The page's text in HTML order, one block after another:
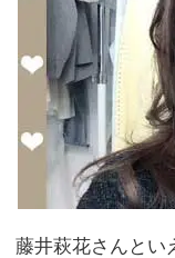
藤井萩花さんとい